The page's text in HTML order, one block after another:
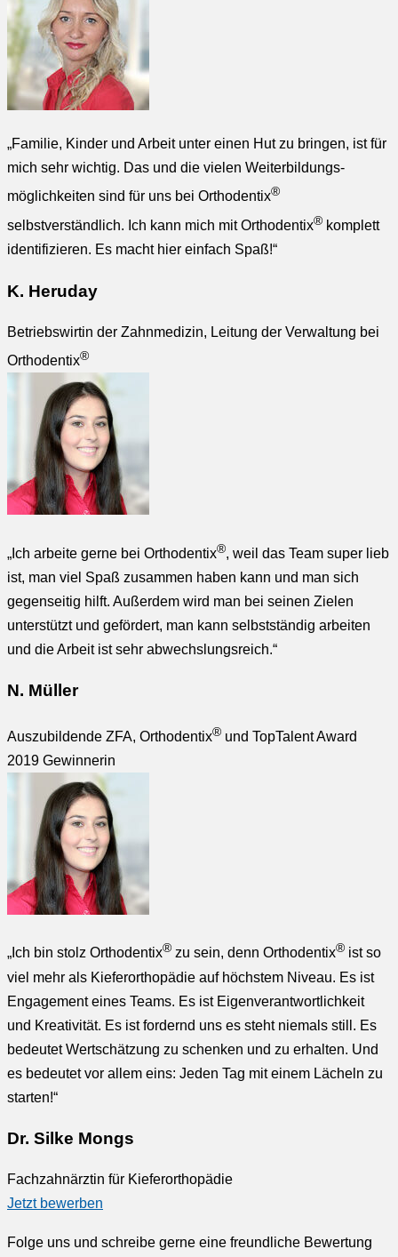
„Familie, Kinder und Arbeit unter einen Hut zu bringen, ist für
mich sehr wichtig. Das und die vielen Weiterbildungs­
möglichkeiten sind für uns bei Orthodentix®
selbstverständlich. Ich kann mich mit Orthodentix® komplett
identifizieren. Es macht hier einfach Spaß!“
K. Heruday
Betriebswirtin der Zahnmedizin, Leitung der Verwaltung bei
Orthodentix®
„Ich arbeite gerne bei Orthodentix®, weil das Team super lieb
ist, man viel Spaß zusammen haben kann und man sich
gegenseitig hilft. Außerdem wird man bei seinen Zielen
unterstützt und gefördert, man kann selbstständig arbeiten
und die Arbeit ist sehr abwechslungsreich.“
N. Müller
Auszubildende ZFA, Orthodentix® und TopTalent Award
2019 Gewinnerin
„Ich bin stolz Orthodentix® zu sein, denn Orthodentix® ist so
viel mehr als Kieferorthopädie auf höchstem Niveau. Es ist
Engagement eines Teams. Es ist Eigenverantwortlichkeit
und Kreativität. Es ist fordernd uns es steht niemals still. Es
bedeutet Wertschätzung zu schenken und zu erhalten. Und
es bedeutet vor allem eins: Jeden Tag mit einem Lächeln zu
starten!“
Dr. Silke Mongs
Fachzahnärztin für Kieferorthopädie
Jetzt bewerben
Folge uns und schreibe gerne eine freundliche Bewertung